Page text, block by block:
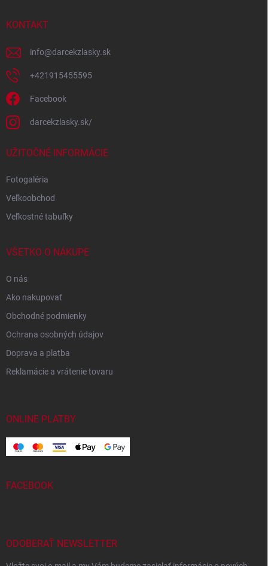
KONTAKT
info@darcekzlasky.sk
+421915455595
Facebook
darcekzlasky.sk/
UŽITOČNÉ INFORMÁCIE
Fotogaléria
Veľkoobchod
Veľkostné tabuľky
VŠETKO O NÁKUPE
O nás
Ako nakupovať
Obchodné podmienky
Ochrana osobných údajov
Doprava a platba
Reklamácie a vrátenie tovaru
ONLINE PLATBY
FACEBOOK
ODOBERAŤ NEWSLETTER